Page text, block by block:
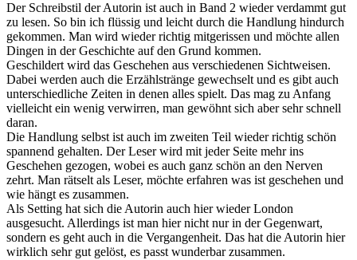
Der Schreibstil der Autorin ist auch in Band 2 wieder verdammt gut
zu lesen. So bin ich flüssig und leicht durch die Handlung hindurch
gekommen. Man wird wieder richtig mitgerissen und möchte allen
Dingen in der Geschichte auf den Grund kommen.
Geschildert wird das Geschehen aus verschiedenen Sichtweisen.
Dabei werden auch die Erzählstränge gewechselt und es gibt auch
unterschiedliche Zeiten in denen alles spielt. Das mag zu Anfang
vielleicht ein wenig verwirren, man gewöhnt sich aber sehr schnell
daran.
Die Handlung selbst ist auch im zweiten Teil wieder richtig schön
spannend gehalten. Der Leser wird mit jeder Seite mehr ins
Geschehen gezogen, wobei es auch ganz schön an den Nerven
zehrt. Man rätselt als Leser, möchte erfahren was ist geschehen und
wie hängt es zusammen.
Als Setting hat sich die Autorin auch hier wieder London
ausgesucht. Allerdings ist man hier nicht nur in der Gegenwart,
sondern es geht auch in die Vergangenheit. Das hat die Autorin hier
wirklich sehr gut gelöst, es passt wunderbar zusammen.